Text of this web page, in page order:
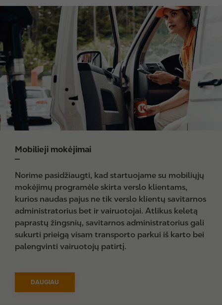
g
e
Mobilieji mokėjimai
Norime pasidžiaugti, kad startuojame su mobiliųjų
mokėjimų programėle skirta verslo klientams,
kurios naudas pajus ne tik verslo klientų savitarnos
administratorius bet ir vairuotojai. Atlikus keletą
paprastų žingsnių, savitarnos administratorius gali
sukurti prieigą visam transporto parkui iš karto bei
palengvinti vairuotojų patirtį.
DAUGIAU